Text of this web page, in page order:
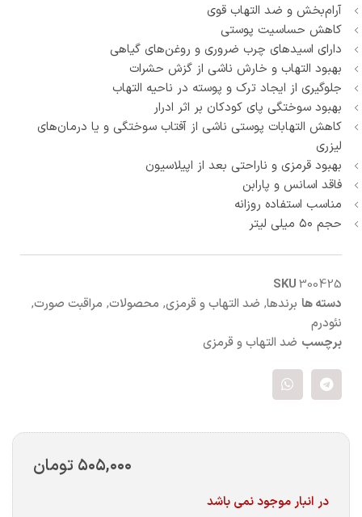
آرام‌بخش و ضد التهاب قوی
کاهش حساسیت پوستی
دارای اسیدهای چرب ضروری و روغن‌های گیاهی
بهبود التهاب و خارش ناشی از گزش حشرات
جلوگیری از ایجاد ترک و پوسته در ناحیه التهاب
بهبود سوختگی پای کودکان بر اثر ادرار
کاهش التهابات پوستی ناشی از آفتاب سوختگی و یا درمان‌های
لیزری
بهبود قرمزی و ناراحتی بعد از اپیلاسیون
فاقد اسانس و پارابن
مناسب استفاده روزانه
حجم ۵۰ میلی لیتر
SKU300425
دسته ها برندها, ضد التهاب و قرمزی, محصولات, مراقبت صورت,
نئودرم
برچسب ضد التهاب و قرمزی
۵۰۵,۰۰۰ تومان
در انبار موجود نمی باشد